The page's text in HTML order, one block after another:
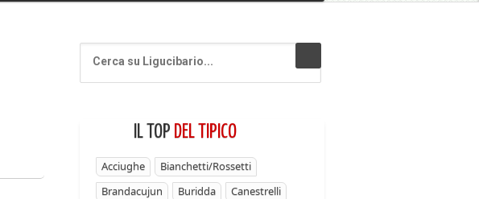
IL TOP DEL TIPICO
Acciughe
Bianchetti/Rossetti
Brandacujun
Buridda
Canestrelli